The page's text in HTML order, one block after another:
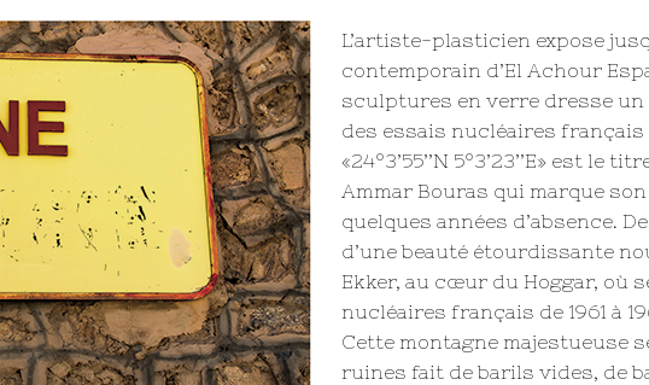
L’artiste-plasticien expose
contemporain d’El Achour
sculptures en verre dresse
des essais nucléaires français
«24°3’55’’N 5°3’23’’E» est
Ammar Bouras qui marque
quelques années d’absence.
d’une beauté étourdissante
Ekker, au cœur du Hoggar, où
nucléaires français de 1961 à
Cette montagne majestueuse
ruines fait de barils vides, de